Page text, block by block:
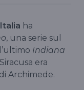
ha
, una serie sul
Indiana
era
Archimede.